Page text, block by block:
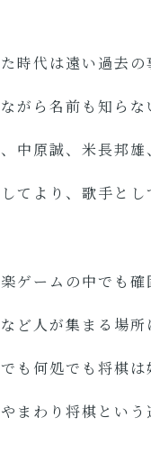
時代は遠い過去
がら名前も知ら
中原誠、米長邦
てより、歌手とし
ゲームの中でも
ど人が集まる場
も何処でも将棋
まわり将棋とい